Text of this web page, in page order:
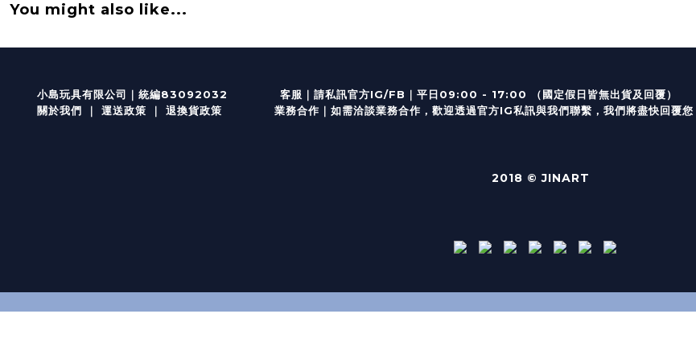
You might also like...
小島玩具有限公司｜統編83092032 客服 ｜ 請私訊官方IG/FB ｜ 平日09:00 - 17:00 （國定
關於我們 ｜ 運送政策 ｜ 退換貨政策 業務合作｜如需洽談業務合作，歡迎透過官方IG私訊與我們聯繫，我們將盡快回覆您
2018 © JINART